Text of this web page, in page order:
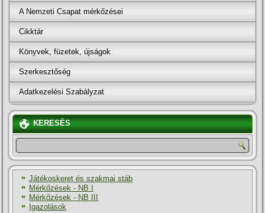
A Nemzeti Csapat mérkőzései
Cikktár
Könyvek, füzetek, újságok
Szerkesztőség
Adatkezelési Szabályzat
KERESÉS
Játékoskeret és szakmai stáb
Mérkőzések - NB I
Mérkőzések - NB III
Igazolások